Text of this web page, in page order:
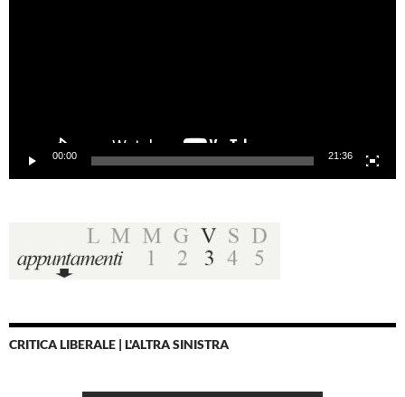
00:00 21:36
CRITICA LIBERALE | L'ALTRA SINISTRA